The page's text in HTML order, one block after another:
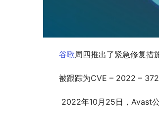
谷歌周四推出了紧急修复措
被跟踪为CVE – 2022 –
2022年10月25日，Avast